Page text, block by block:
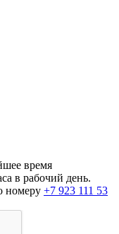
время
в рабочий день.
номеру +7 923 111 53